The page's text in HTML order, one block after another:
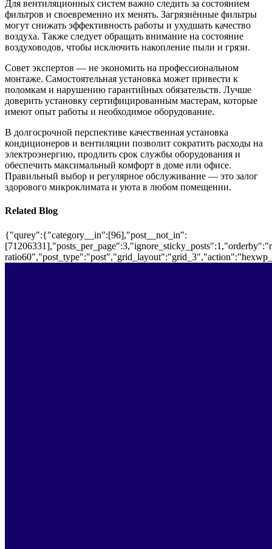
Для вентиляционных систем важно следить за состоянием
фильтров и своевременно их менять. Загрязнённые фильтры
могут снижать эффективность работы и ухудшать качество
воздуха. Также следует обращать внимание на состояние
воздуховодов, чтобы исключить накопление пыли и грязи.
Совет экспертов — не экономить на профессиональном
монтаже. Самостоятельная установка может привести к
поломкам и нарушению гарантийных обязательств. Лучше
доверить установку сертифицированным мастерам, которые
имеют опыт работы и необходимое оборудование.
В долгосрочной перспективе качественная установка
кондиционеров и вентиляции позволит сократить расходы на
электроэнергию, продлить срок службы оборудования и
обеспечить максимальный комфорт в доме или офисе.
Правильный выбор и регулярное обслуживание — это залог
здорового микроклимата и уюта в любом помещении.
Related Blog
{"qurey":{"category__in":[96],"post__not_in":